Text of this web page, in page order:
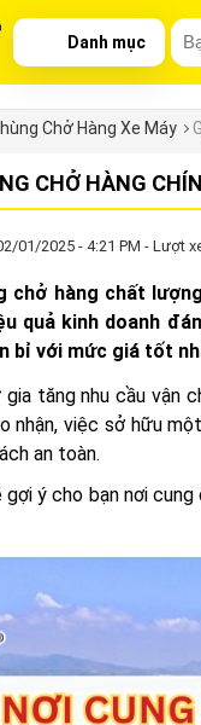
Danh mục
Chở Hàng Xe Máy
CHỞ HÀNG
01/2025 - 4:21 PM - Lượt
chở hàng chất
quả kinh doanh
bỉ với mức giá tốt
tăng nhu cầu vận
nhận, việc sở hữu
an toàn.
ý cho bạn nơi cung